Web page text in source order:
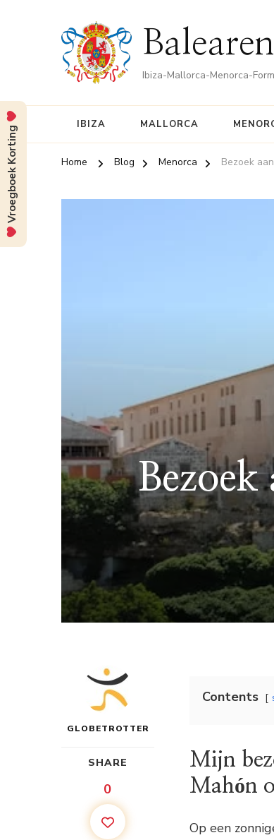
Ibiza-Mallorca-Menorca-
IBIZA MALLORCA
Home Blog Menorca Bezoek
Bezoek
GLOBETROTTER
SHARE
0
Contents
Mijn
Mahón
Op een
Vroegboek Korting